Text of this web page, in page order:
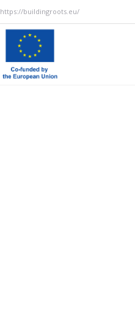
https://buildingroots.eu/